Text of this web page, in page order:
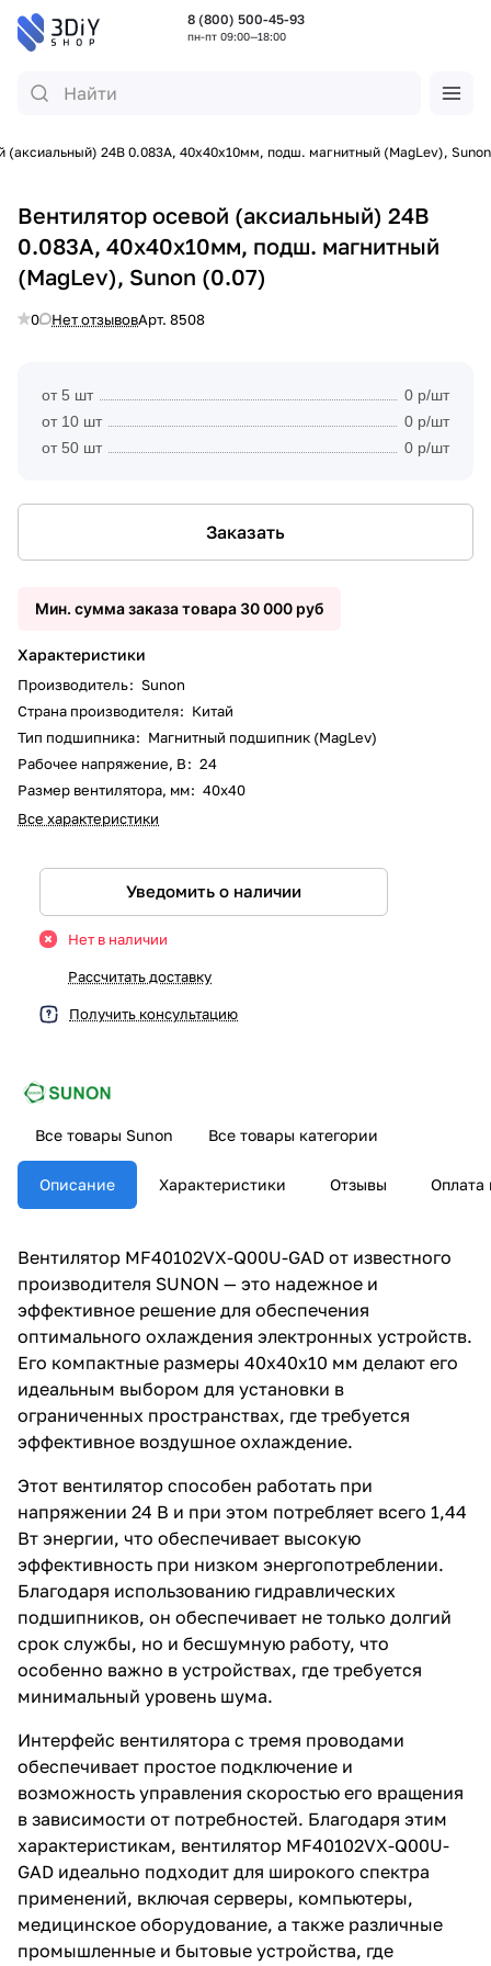
8 (800) 500-45-93
пн-пт 09:00—18:00
(аксиальный) 24В 0.083А, 40х40х10мм, подш. магнитный (MagLev), Sunon
Вентилятор осевой (аксиальный) 24В
0.083А, 40х40х10мм, подш. магнитный
(MagLev), Sunon (0.07)
0 Нет отзывовАрт. 8508
от 5 шт
0 р/шт
от 10 шт
0 р/шт
от 50 шт
0 р/шт
Заказать
Мин. сумма заказа товара 30 000 руб
Характеристики
Производитель: Sunon
Страна производителя: Китай
Тип подшипника: Магнитный подшипник (MagLev)
Рабочее напряжение, В: 24
Размер вентилятора, мм: 40x40
Все характеристики
Уведомить о наличии
Нет в наличии
Рассчитать доставку
Получить консультацию
Все товары Sunon Все товары категории
Описание Характеристики Отзывы Оплата
Вентилятор MF40102VX-Q00U-GAD от известного
производителя SUNON — это надежное и
эффективное решение для обеспечения
оптимального охлаждения электронных устройств.
Его компактные размеры 40x40x10 мм делают его
идеальным выбором для установки в
ограниченных пространствах, где требуется
эффективное воздушное охлаждение.
Этот вентилятор способен работать при
напряжении 24 В и при этом потребляет всего 1,44
Вт энергии, что обеспечивает высокую
эффективность при низком энергопотреблении.
Благодаря использованию гидравлических
подшипников, он обеспечивает не только долгий
срок службы, но и бесшумную работу, что
особенно важно в устройствах, где требуется
минимальный уровень шума.
Интерфейс вентилятора с тремя проводами
обеспечивает простое подключение и
возможность управления скоростью его вращения
в зависимости от потребностей. Благодаря этим
характеристикам, вентилятор MF40102VX-Q00U-
GAD идеально подходит для широкого спектра
применений, включая серверы, компьютеры,
медицинское оборудование, а также различные
промышленные и бытовые устройства, где